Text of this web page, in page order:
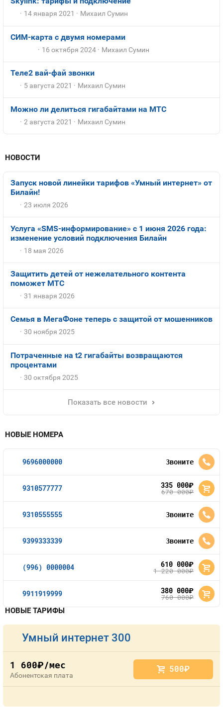
14 января 2021 Михаил Сумин
СИМ-карта с двумя номерами
16 октября 2024 Михаил Сумин
Теле2 вай-фай звонки
5 августа 2021 Михаил Сумин
Можно ли делиться гигабайтами на МТС
2 августа 2021 Михаил Сумин
НОВОСТИ
Запуск новой линейки тарифов «Умный интернет» от
Билайн!
23 июля 2026
Услуга «SMS-информирование» с 1 июня 2026 года:
изменение условий подключения Билайн
18 мая 2026
Защитить детей от нежелательного контента
поможет МТС
31 января 2026
Семья в МегаФоне теперь с защитой от мошенников
30 ноября 2025
Потраченные на t2 гигабайты возвращаются
процентами
30 октября 2025
Показать все новости
НОВЫЕ НОМЕРА
9696000000 Звоните
9310577777 335 000руб.
670 000руб.
9310555555 Звоните
9399333339 Звоните
(996) 0000004 610 000руб.
1 220 000руб.
9911919999 380 000руб.
760 000руб.
НОВЫЕ ТАРИФЫ
Умный интернет 300
1 600руб./мес
Абонентская плата
500руб.